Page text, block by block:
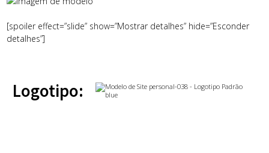
[spoiler effect=”slide” show=”Mostrar detalhes” hide=”Esconder
detalhes”]
Logotipo: